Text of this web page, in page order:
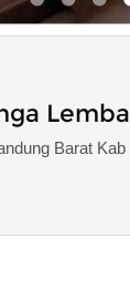
Barat Kab